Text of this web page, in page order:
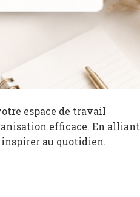
espace de travail
efficace. En alliant
au quotidien.